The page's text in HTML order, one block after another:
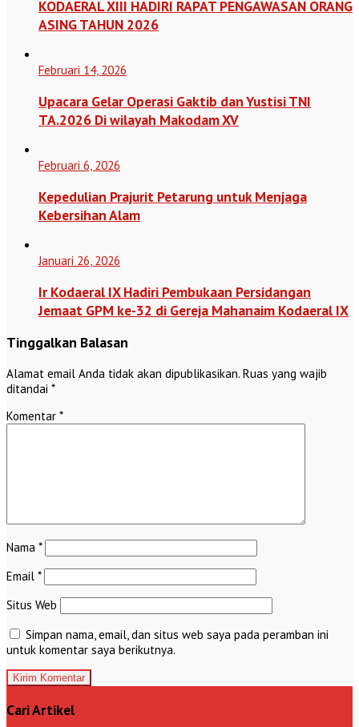
KODAERAL XIII HADIRI RAPAT PENGAWASAN ORANG
ASING TAHUN 2026
Februari 14, 2026
Upacara Gelar Operasi Gaktib dan Yustisi TNI
TA.2026 Di wilayah Makodam XV
Februari 6, 2026
Kepedulian Prajurit Petarung untuk Menjaga
Kebersihan Alam
Januari 26, 2026
Ir Kodaeral IX Hadiri Pembukaan Persidangan
Jemaat GPM ke-32 di Gereja Mahanaim Kodaeral IX
Tinggalkan Balasan
Alamat email Anda tidak akan dipublikasikan. Ruas yang wajib
ditandai *
Komentar *
Nama *
Email *
Situs Web
Simpan nama, email, dan situs web saya pada peramban ini
untuk komentar saya berikutnya.
Cari Artikel